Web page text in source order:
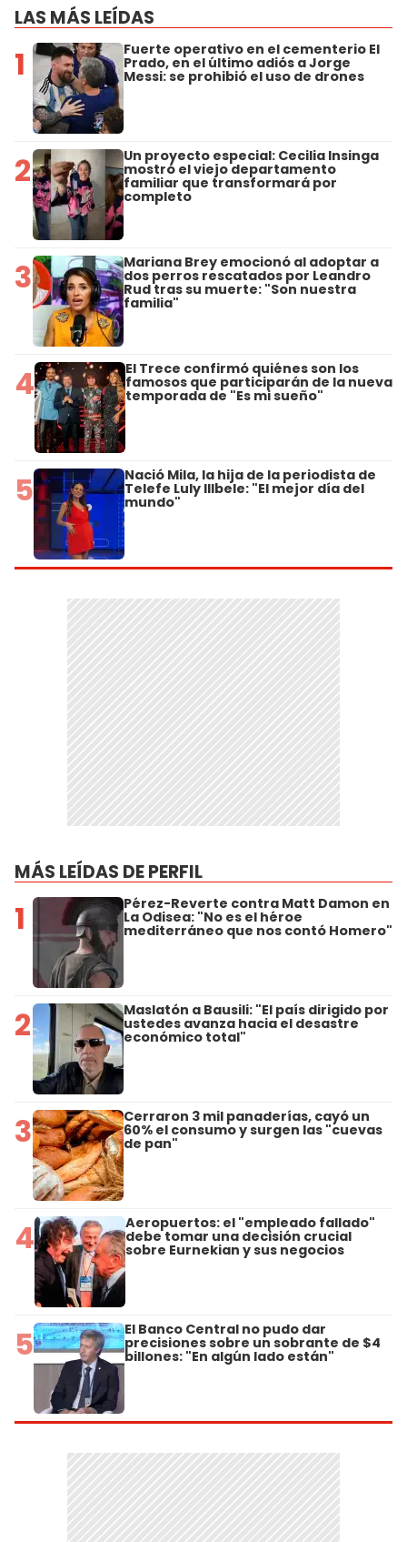
LAS MÁS LEÍDAS
1 Fuerte operativo en el cementerio El
Prado, en el último adiós a Jorge
Messi: se prohibió el uso de drones
2 Un proyecto especial: Cecilia Insinga
mostró el viejo departamento
familiar que transformará por
completo
3 Mariana Brey emocionó al adoptar a
dos perros rescatados por Leandro
Rud tras su muerte: "Son nuestra
familia"
4 El Trece confirmó quiénes son los
famosos que participarán de la nueva
temporada de "Es mi sueño"
5 Nació Mila, la hija de la periodista de
Telefe Luly Illbele: "El mejor día del
mundo"
MÁS LEÍDAS DE PERFIL
1 Pérez-Reverte contra Matt Damon en
La Odisea: "No es el héroe
mediterráneo que nos contó Homero"
2 Maslatón a Bausili: "El país dirigido por
ustedes avanza hacia el desastre
económico total"
3 Cerraron 3 mil panaderías, cayó un
60% el consumo y surgen las "cuevas
de pan"
4 Aeropuertos: el "empleado fallado"
debe tomar una decisión crucial
sobre Eurnekian y sus negocios
5 El Banco Central no pudo dar
precisiones sobre un sobrante de $4
billones: "En algún lado están"